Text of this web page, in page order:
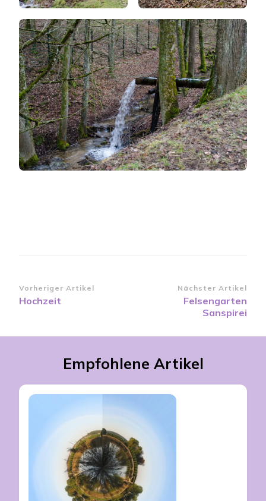
Beitragsnavigation
Vorheriger Artikel
Hochzeit
Nächster Artikel
Felsengarten
Sanspirei
Empfohlene Artikel